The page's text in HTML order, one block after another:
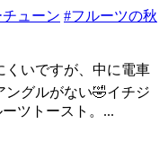
ューン #フルーツの秋
くいですが、中に電車
ングルがない🤣イチジ
ツトースト。...